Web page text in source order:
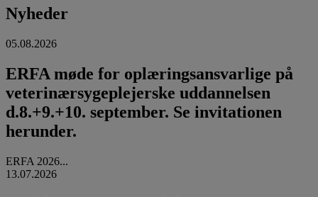
Nyheder
05.08.2026
ERFA møde for oplæringsansvarlige på
veterinærsygeplejerske uddannelsen
d.8.+9.+10. september. Se invitationen
herunder.
ERFA 2026...
13.07.2026